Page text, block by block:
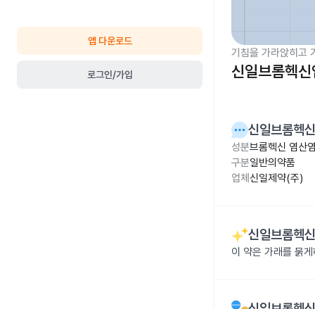
앱 다운로드
로그인/가입
기침을 가라앉히고
신일브롬헥
신일브롬헥
성분브롬헥신 염산
구분일반의약품
업체 신일제약(주)
신일브롬헥
이 약은 가래를 묽